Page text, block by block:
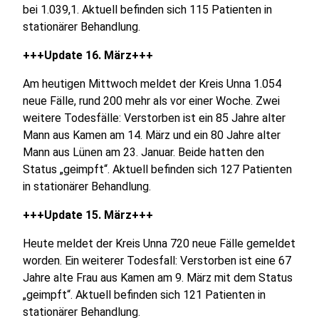
bei 1.039,1. Aktuell befinden sich 115 Patienten in
stationärer Behandlung.
+++Update 16. März+++
Am heutigen Mittwoch meldet der Kreis Unna 1.054
neue Fälle, rund 200 mehr als vor einer Woche. Zwei
weitere Todesfälle: Verstorben ist ein 85 Jahre alter
Mann aus Kamen am 14. März und ein 80 Jahre alter
Mann aus Lünen am 23. Januar. Beide hatten den
Status „geimpft“. Aktuell befinden sich 127 Patienten
in stationärer Behandlung.
+++Update 15. März+++
Heute meldet der Kreis Unna 720 neue Fälle gemeldet
worden. Ein weiterer Todesfall: Verstorben ist eine 67
Jahre alte Frau aus Kamen am 9. März mit dem Status
„geimpft“. Aktuell befinden sich 121 Patienten in
stationärer Behandlung.